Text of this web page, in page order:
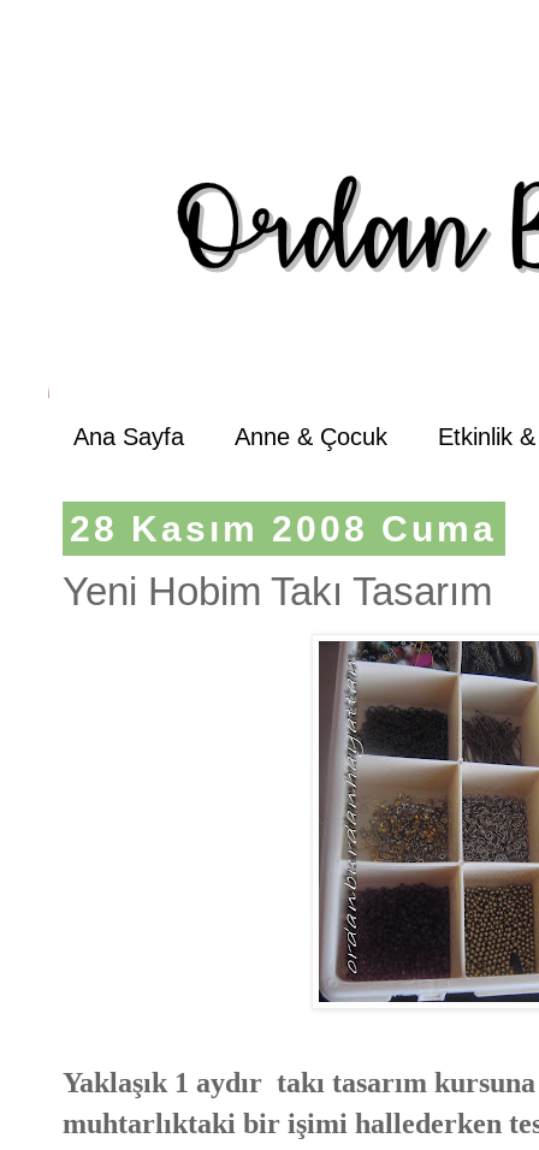
Ana Sayfa Anne & Çocuk Etkinlik
28 Kasım 2008 Cuma
Yeni Hobim Takı Tasarım
Yaklaşık 1 aydır takı tasarım
muhtarlıktaki bir işimi hallederken